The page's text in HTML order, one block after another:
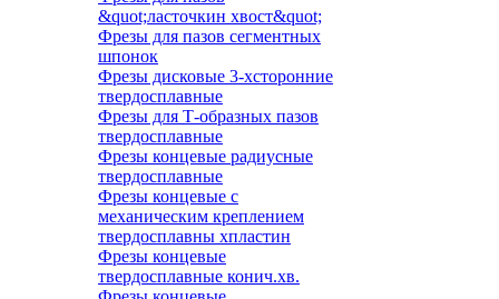
&quot;ласточкин хвост&quot;
Фрезы для пазов сегментных
шпонок
Фрезы дисковые 3-хсторонние
твердосплавные
Фрезы для Т-образных пазов
твердосплавные
Фрезы концевые радиусные
твердосплавные
Фрезы концевые с
механическим креплением
твердосплавны хпластин
Фрезы концевые
твердосплавные конич.хв.